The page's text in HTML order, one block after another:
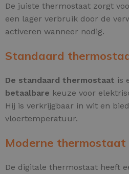
De juiste thermostaat zorgt
een lager verbruik door de
activeren wanneer nodig.
Standaard
De standaard thermostaat is
betaalbare keuze voor
Hij is verkrijgbaar in wit en
vloertemperatuur.
Moderne thermostaat
De digitale thermostaat heeft